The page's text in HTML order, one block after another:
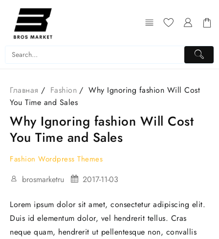
Главная Fashion
Why Ignoring fashion Will Cost
You Time and Sales
Why Ignoring fashion Will Cost
You Time and Sales
Fashion Wordpress Themes
brosmarketru 2017-11-03
Lorem ipsum dolor sit amet, consectetur adipiscing elit.
Duis id elementum dolor, vel hendrerit tellus. Cras
neque quam, hendrerit ut pellentesque non, convallis